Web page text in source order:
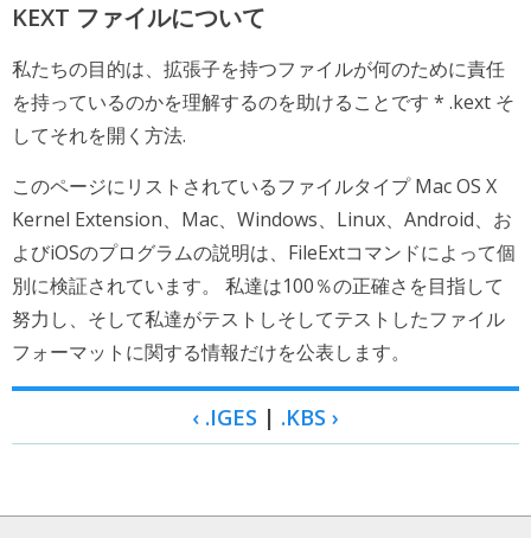
KEXT ファイルについて
私たちの目的は、拡張子を持つファイルが何のために責任
を持っているのかを理解するのを助けることです * .kext そ
してそれを開く方法.
このページにリストされているファイルタイプ Mac OS X
Kernel Extension、Mac、Windows、Linux、Android、お
よびiOSのプログラムの説明は、FileExtコマンドによって個
別に検証されています。 私達は100％の正確さを目指して
努力し、そして私達がテストしそしてテストしたファイル
フォーマットに関する情報だけを公表します。
‹ .IGES | .KBS ›